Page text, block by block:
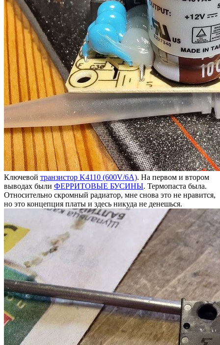
Ключевой транзистор K4110 (600V/6A). На первом и втором
выводах были ФЕРРИТОВЫЕ БУСИНЫ. Термопаста была.
Относительно скромный радиатор, мне снова это не нравится,
но это концепция платы и здесь никуда не денешься.